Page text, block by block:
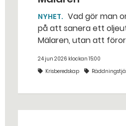
NYHET
på att sanera ett
Mälaren, utan att
stället. Det gjorde räddningstjänsten i
Eskilstuna – tio
24 jun 2026 klockan 15:00
Krisberedskap